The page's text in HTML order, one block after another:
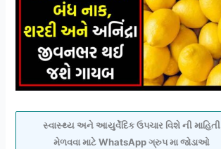
સ્વાસ્થ્ય અને આયુર્વેદિક ઉપચાર વિશે ની માહિતી
મેળવવા માટે WhatsApp ગ્રુપ મા જોડાઓ